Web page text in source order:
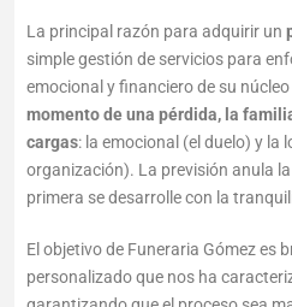
La principal razón para adquirir un
simple gestión de servicios para
emocional y financiero de su
momento de una pérdida, la
cargas: la emocional (el duelo) y
organización). La previsión anula
primera se desarrolle con la
El objetivo de Funeraria Gómez es
personalizado que nos ha